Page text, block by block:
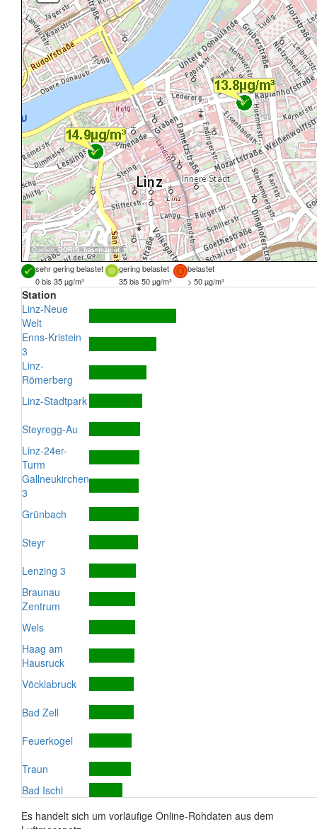
Quellen:DORIS, basemap.at
sehr gering belastet gering belastet
belastet
0 bis 35 µg/m³
35 bis 50 µg/m³ > 50 µg/m³
Station
Linz-Neue
Welt
Enns-Kristein
3
Linz-
Römerberg
Linz-Stadtpark
Steyregg-Au
Linz-24er-
Turm
Gallneukirchen
3
Grünbach
Steyr
Lenzing 3
Braunau
Zentrum
Wels
Haag am
Hausruck
Vöcklabruck
Bad Zell
Feuerkogel
Traun
Bad Ischl
Es handelt sich um vorläufige Online-Rohdaten aus dem